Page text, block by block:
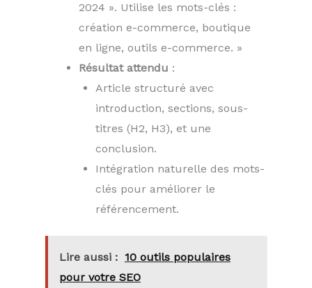
2024 ». Utilise les mots-clés :
création e-commerce, boutique
en ligne, outils e-commerce. »
Résultat attendu :
Article structuré avec
introduction, sections, sous-
titres (H2, H3), et une
conclusion.
Intégration naturelle des mots-
clés pour améliorer le
référencement.
Lire aussi : 10 outils populaires
pour votre SEO